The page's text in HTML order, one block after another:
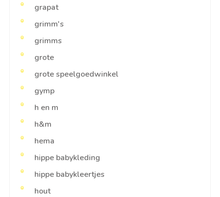
grapat
grimm's
grimms
grote
grote speelgoedwinkel
gymp
h en m
h&m
hema
hippe babykleding
hippe babykleertjes
hout